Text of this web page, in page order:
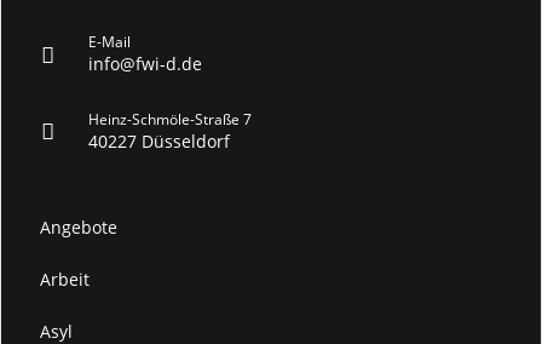
E-Mail
info@fwi-d.de
Heinz-Schmöle-Straße 7
40227 Düsseldorf
Angebote
Arbeit
Asyl